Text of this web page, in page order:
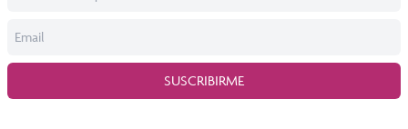
SUSCRIBIRME